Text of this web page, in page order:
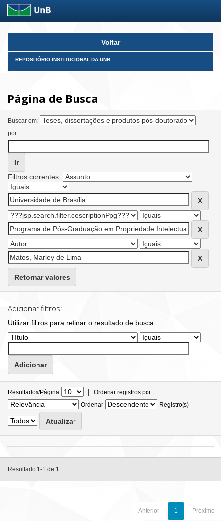
Skip
Voltar
REPOSITÓRIO INSTITUCIONAL DA UNB
Página de Busca
Buscar em:
por
Filtros correntes:
Retornar valores
Adicionar filtros:
Utilizar filtros para refinar o resultado de busca.
Resultados/Página | Ordenar registros por
Ordenar
Registro(s)
Resultado 1-1 de 1.
Anterior 1 Próximo